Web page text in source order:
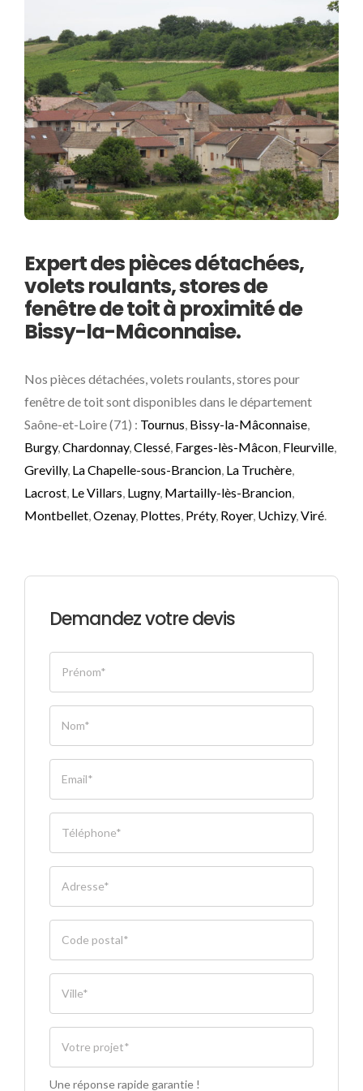
Expert des pièces détachées,
volets roulants, stores de
fenêtre de toit à proximité de
Bissy-la-Mâconnaise.
Nos pièces détachées, volets roulants, stores pour
fenêtre de toit sont disponibles dans le département
Saône-et-Loire (71) : Tournus Bissy-la-Mâconnaise,
Burgy, Chardonnay, Clessé, Farges-lès-Mâcon, Fleurville,
Grevilly, La Chapelle-sous-Brancion, La Truchère,
Lacrost, Le Villars Lugny, Martailly-lès-Brancion,
Montbellet, Ozenay, Plottes Préty, Royer, Uchizy, Viré.
Demandez votre devis
Une réponse rapide garantie !